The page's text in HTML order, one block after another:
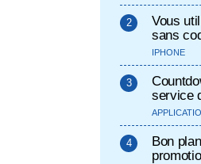
Vous
sans
IPHONE
service
Bon